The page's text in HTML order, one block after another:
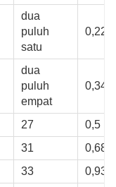
dua
puluh
satu
0,22
dua
puluh
empat
0,34
27
0,5
31
0,68
33
0,93